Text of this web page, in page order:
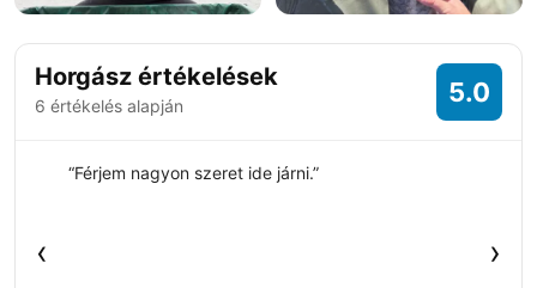
Horgász értékelések
6 értékelés alapján 5.0
‹
“Férjem nagyon szeret ide járni.”
›